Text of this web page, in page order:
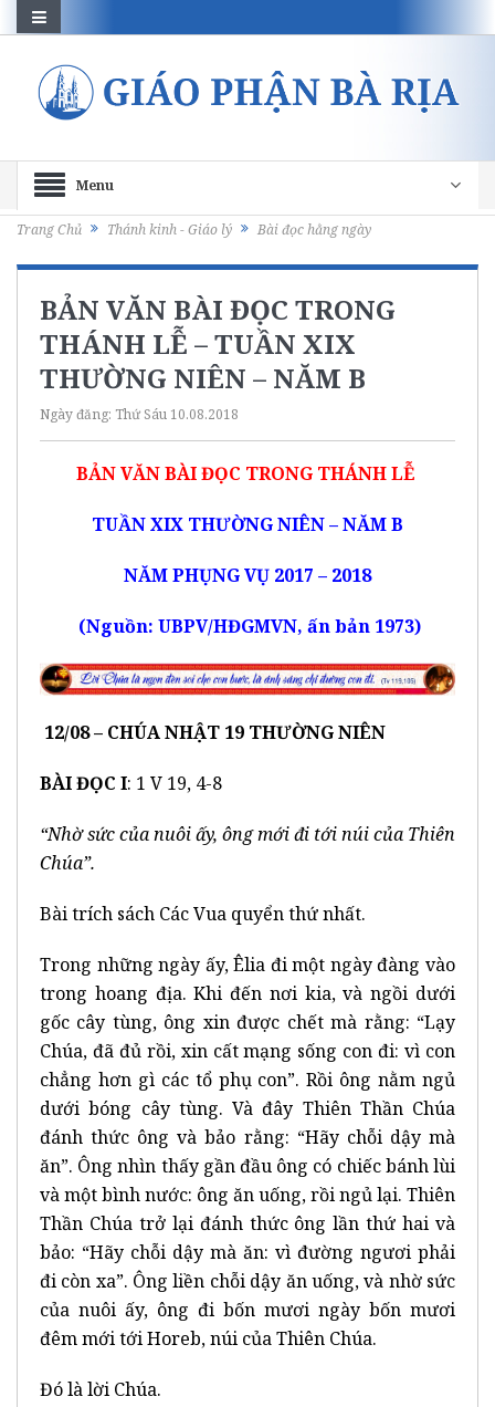
Menu
Trang Chủ Thánh kinh - Giáo lý Bài đọc hằng ngày
BẢN VĂN BÀI ĐỌC TRONG
THÁNH LỄ – TUẦN XIX
THƯỜNG NIÊN – NĂM B
Ngày đăng: Thứ Sáu 10.08.2018
BẢN VĂN BÀI ĐỌC TRONG THÁNH LỄ
TUẦN XIX THƯỜNG NIÊN – NĂM B
NĂM PHỤNG VỤ 2017 – 2018
(Nguồn: UBPV/HĐGMVN, ấn bản 1973)
12/08 – CHÚA NHẬT 19 THƯỜNG NIÊN
BÀI ĐỌC I: 1 V 19, 4-8
“Nhờ sức của nuôi ấy, ông mới đi tới núi của Thiên
Chúa”.
Bài trích sách Các Vua quyển thứ nhất.
Trong những ngày ấy, Êlia đi một ngày đàng vào
trong hoang địa. Khi đến nơi kia, và ngồi dưới
gốc cây tùng, ông xin được chết mà rằng: “Lạy
Chúa, đã đủ rồi, xin cất mạng sống con đi: vì con
chẳng hơn gì các tổ phụ con”. Rồi ông nằm ngủ
dưới bóng cây tùng. Và đây Thiên Thần Chúa
đánh thức ông và bảo rằng: “Hãy chỗi dậy mà
ăn”. Ông nhìn thấy gần đầu ông có chiếc bánh lùi
và một bình nước: ông ăn uống, rồi ngủ lại. Thiên
Thần Chúa trở lại đánh thức ông lần thứ hai và
bảo: “Hãy chỗi dậy mà ăn: vì đường ngươi phải
đi còn xa”. Ông liền chỗi dậy ăn uống, và nhờ sức
của nuôi ấy, ông đi bốn mươi ngày bốn mươi
đêm mới tới Horeb, núi của Thiên Chúa.
Đó là lời Chúa.